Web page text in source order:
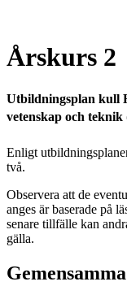
Årskurs 2
Utbildningsplan kull
vetenskap och
Enligt
två.
Observera att de
anges är baserade på
senare tillfälle kan
gälla.